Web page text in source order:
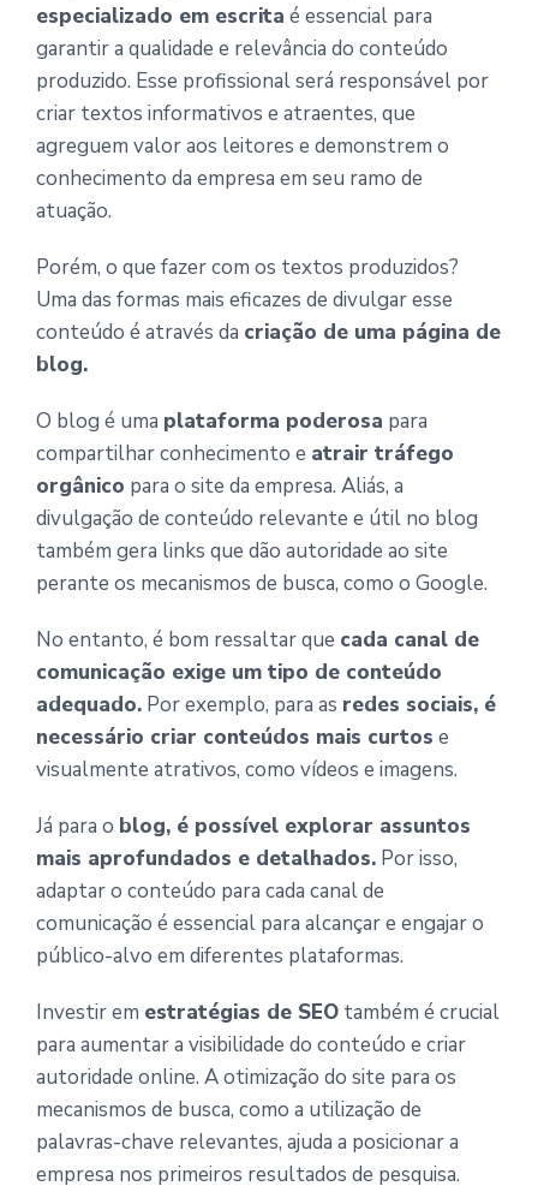
especializado em escrita é essencial para
garantir a qualidade e relevância do conteúdo
produzido. Esse profissional será responsável por
criar textos informativos e atraentes, que
agreguem valor aos leitores e demonstrem o
conhecimento da empresa em seu ramo de
atuação.
Porém, o que fazer com os textos produzidos?
Uma das formas mais eficazes de divulgar esse
conteúdo é através da criação de uma página de
blog.
O blog é uma plataforma poderosa para
compartilhar conhecimento e atrair tráfego
orgânico para o site da empresa. Aliás, a
divulgação de conteúdo relevante e útil no blog
também gera links que dão autoridade ao site
perante os mecanismos de busca, como o Google.
No entanto, é bom ressaltar que cada canal de
comunicação exige um tipo de conteúdo
adequado. Por exemplo, para as redes sociais, é
necessário criar conteúdos mais curtos e
visualmente atrativos, como vídeos e imagens.
Já para o blog, é possível explorar assuntos
mais aprofundados e detalhados. Por isso,
adaptar o conteúdo para cada canal de
comunicação é essencial para alcançar e engajar o
público-alvo em diferentes plataformas.
Investir em estratégias de SEO também é crucial
para aumentar a visibilidade do conteúdo e criar
autoridade online. A otimização do site para os
mecanismos de busca, como a utilização de
palavras-chave relevantes, ajuda a posicionar a
empresa nos primeiros resultados de pesquisa.